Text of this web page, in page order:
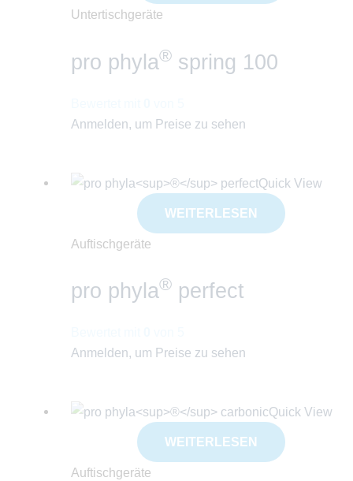
Untertischgeräte
pro phyla®spring 100
Anmelden, um Preise zu sehen
Quick View
WEITERLESEN
Auftischgeräte
pro phyla®perfect
Anmelden, um Preise zu sehen
Quick View
WEITERLESEN
Auftischgeräte